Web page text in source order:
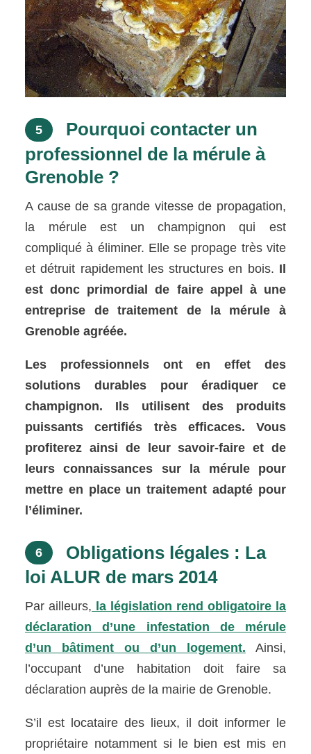
5
Pourquoi contacter un
professionnel de la mérule à
Grenoble ?
A cause de sa grande vitesse de propagation,
la mérule est un champignon qui est
compliqué à éliminer. Elle se propage très vite
et détruit rapidement les structures en bois. Il
est donc primordial de faire appel à une
entreprise de traitement de la mérule à
Grenoble agréée.
Les professionnels ont en effet des
solutions durables pour éradiquer ce
champignon. Ils utilisent des produits
puissants certifiés très efficaces. Vous
profiterez ainsi de leur savoir-faire et de
leurs connaissances sur la mérule pour
mettre en place un traitement adapté pour
l’éliminer.
6
Obligations légales : La
loi ALUR de mars 2014
Par ailleurs, la législation rend obligatoire la
déclaration d’une infestation de mérule
d’un bâtiment ou d’un logement. Ainsi,
l’occupant d’une habitation doit faire sa
déclaration auprès de la mairie de Grenoble.
S’il est locataire des lieux, il doit informer le
propriétaire notamment si le bien est mis en